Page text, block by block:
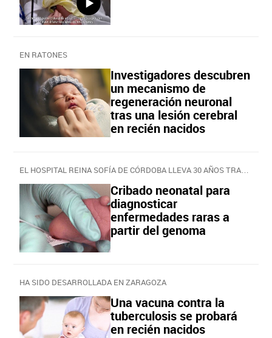
EN RATONES
Investigadores descubren
un mecanismo de
regeneración neuronal
tras una lesión cerebral
en recién nacidos
EL HOSPITAL REINA SOFÍA DE CÓRDOBA LLEVA 30 AÑOS TRABAJANDO CON ESTA TÉCNICA
Cribado neonatal para
diagnosticar
enfermedades raras a
partir del genoma
HA SIDO DESARROLLADA EN ZARAGOZA
Una vacuna contra la
tuberculosis se probará
en recién nacidos